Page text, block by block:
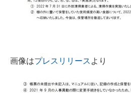
電子設計の基本と応用
建設×テクノロジーの最前線
画像はプレスリリース より